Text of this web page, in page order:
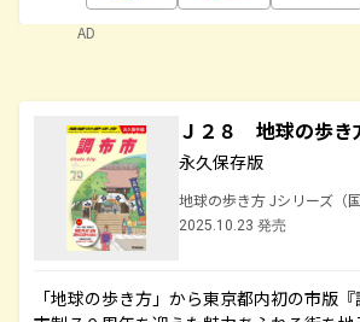
AD
Ｊ２８ 地球の歩
永久保存版
地球の歩き方 Jシリーズ（国
2025.10.23 発売
「地球の歩き方」から東京都内初の市版